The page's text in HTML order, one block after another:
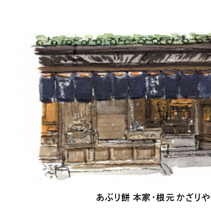
あぶり餅 本家・根元 かざりや